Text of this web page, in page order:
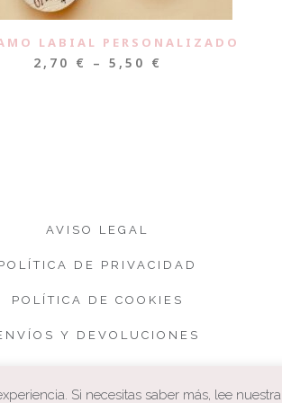
LABIAL PERSONALIZADO
2,70 € – 5,50 €
AVISO LEGAL
DE PRIVACIDAD
POLÍTICA DE COOKIES
Y DEVOLUCIONES
Si necesitas saber más, lee nuestra